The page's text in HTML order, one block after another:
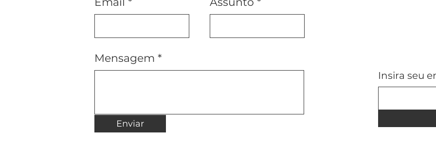
Mensagem
Enviar
Insira seu